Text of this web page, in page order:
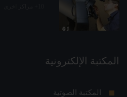
المكتبة الإلكترونية
المكتبة الصوتية